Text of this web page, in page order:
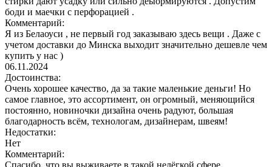
боди и маечки с перфорацией .
Комментарий:
Я из Белаоуси , не первый год заказываю здесь вещи . Даже с
учетом доставки до Минска выходит значительно дешевле чем
купить у нас )
06.11.2024
Достоинства:
Очень хорошее качество, да за такие маленькие деньги! Но
самое главное, это ассортимент, он огромный, меняющийся
постоянно, новиночки дизайна очень радуют, большая
благодарность всём, технологам, дизайнерам, швеям!
Недостатки:
Нет
Комментарий:
Спасибо, что вы выживаете в такой нелёгкой сфере,